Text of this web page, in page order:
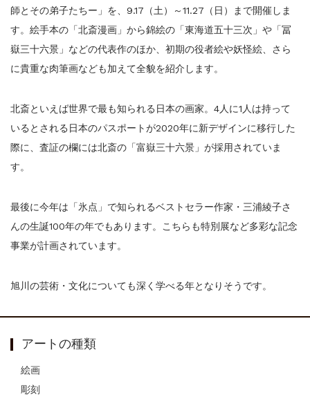
師とその弟子たちー」を、9.17（土）～11.27（日）まで開催しま
す。絵手本の「北斎漫画」から錦絵の「東海道五十三次」や「冨
嶽三十六景」などの代表作のほか、初期の役者絵や妖怪絵、さら
に貴重な肉筆画なども加えて全貌を紹介します。
北斎といえば世界で最も知られる日本の画家。4人に1人は持って
いるとされる日本のパスポートが2020年に新デザインに移行した
際に、査証の欄には北斎の「富嶽三十六景」が採用されていま
す。
最後に今年は「氷点」で知られるベストセラー作家・三浦綾子さ
んの生誕100年の年でもあります。こちらも特別展など多彩な記念
事業が計画されています。
旭川の芸術・文化についても深く学べる年となりそうです。
アートの種類
絵画
彫刻